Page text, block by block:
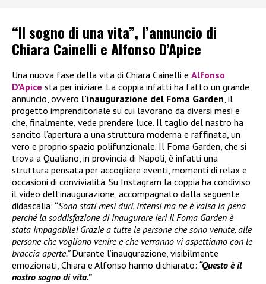
“Il sogno di una vita”, l’annuncio di
Chiara Cainelli e Alfonso D’Apice
Una nuova fase della vita di Chiara Cainelli e Alfonso
D’Apice sta per iniziare. La coppia infatti ha fatto un grande
annuncio, ovvero l’inaugurazione del Foma Garden, il
progetto imprenditoriale su cui lavorano da diversi mesi e
che, finalmente, vede prendere luce. Il taglio del nastro ha
sancito l’apertura a una struttura moderna e raffinata, un
vero e proprio spazio polifunzionale. Il Foma Garden, che si
trova a Qualiano, in provincia di Napoli, è infatti una
struttura pensata per accogliere eventi, momenti di relax e
occasioni di convivialità. Su Instagram la coppia ha condiviso
il video dell’inaugurazione, accompagnato dalla seguente
didascalia: “Sono stati mesi duri, intensi ma ne è valsa la pena
perché la soddisfazione di inaugurare ieri il Foma Garden è
stata impagabile! Grazie a tutte le persone che sono venute, alle
persone che vogliono venire e che verranno vi aspettiamo con le
braccia aperte.”Durante l’inaugurazione, visibilmente
emozionati, Chiara e Alfonso hanno dichiarato: “Questo è il
nostro sogno di vita.”